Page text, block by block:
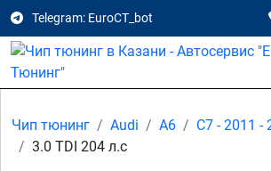
Telegram: EuroCT_bot
Чип тюнинг Audi A6 C7 - 2011 -
3.0 TDI 204 л.с